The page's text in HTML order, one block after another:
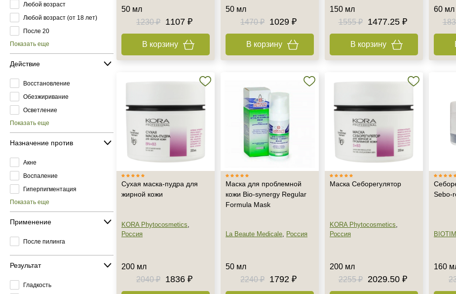
Любой возраст
Любой возраст (от 18 лет)
После 20
Показать еще
Действие
Восстановление
Обезжиривание
Осветление
Показать еще
Назначение против
Акне
Воспаление
Гиперпигментация
Показать еще
Применение
После пилинга
Результат
Гладкость
50 мл
1230 ₽
1107 ₽
В корзину
50 мл
1470 ₽
1029 ₽
В корзину
150 мл
1555 ₽
1477.25 ₽
В корзину
60 мл
Сухая маска-пудра для
жирной кожи
KORA Phytocosmetics,
Россия
200 мл
2040 ₽
1836 ₽
Маска для проблемной
кожи Bio-synergy Regular
Formula Mask
La Beaute Medicale, Россия
50 мл
2240 ₽
1792 ₽
Маска Себорегулятор
KORA Phytocosmetics,
Россия
200 мл
2255 ₽
2029.50 ₽
Sebo-
160